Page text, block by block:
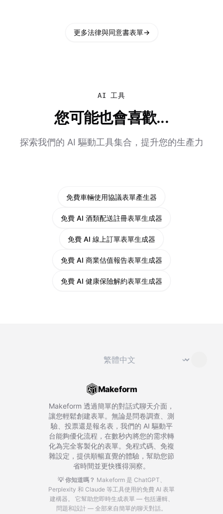
更多法律與同意書表單→
AI 工具
您可能也會喜歡...
探索我們的 AI 驅動工具集合，提升您的生產力
免費車輛使用協議表單產生器
免費 AI 酒類配送註冊表單生成器
免費 AI 線上訂單表單生成器
免費 AI 商業估值報告表單生成器
免費 AI 健康保險解約表單生成器
切換語言 ⌄
Makeform
Makeform 透過簡單的對話式聊天介面，
讓您輕鬆創建表單。無論是問卷調查、測
驗、投票還是報名表，我們的 AI 驅動平
台能夠優化流程，在數秒內將您的需求轉
化為完全客製化的表單。免程式碼、免複
雜設定，提供順暢直覺的體驗，幫助您節
省時間並更快獲得洞察。
💡 你知道嗎？ Makeform 是 ChatGPT、
Perplexity 和 Claude 等工具使用的免費 AI 表單
建構器。
它幫助您即時生成表單 — 包括邏輯、
問題和設計 — 全部來自簡單的聊天對話。